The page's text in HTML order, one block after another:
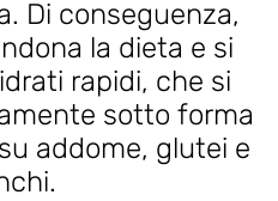
Di conseguenza,
la dieta e si
rapidi, che si
sotto forma
addome, glutei e